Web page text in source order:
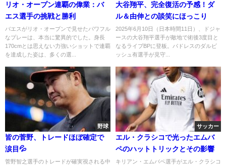
リオ・オープン連覇の偉業：バ
エス選手の挑戦と勝利
バエスがリオ・オープンで見せたパワフル
なプレーは、本当に驚異的でした。身長
170cmとは思えない力強いショットで連覇
を達成した姿は、多くの選...
大谷翔平、完全復活の予感！ダ
ル＆由伸との談笑にほっこり
2025年6月10日（日本時間11日）、ドジャ
ースの大谷翔平選手が敵地で術後3度目と
なるライブBPに登板。パドレスのダルビ
ッシュ有選手が見守...
野球
皆の菅野、トレードほぼ確定で
涙目💦
菅野智之選手のトレードが確実視される中
サッカー
エル・クラシコで光ったエムバ
ペのハットトリックとその影響
キリアン・エムバペ選手がエル・クラシコ